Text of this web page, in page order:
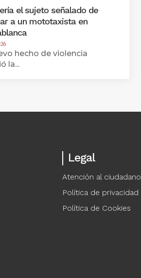
el sujeto señalado de
a un mototaxista en
hecho de violencia
la...
Legal
Atención al ciudadano
Política de privacidad
Política de Cookies